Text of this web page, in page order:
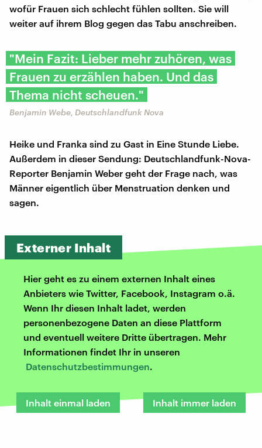
wofür Frauen sich schlecht fühlen sollten. Sie will
weiter auf ihrem Blog gegen das Tabu anschreiben.
"Mein Fazit: Lieber mehr zuhören, was
Frauen zu erzählen haben. Und das
Thema nicht scheuen."
Benjamin Webe, Deutschlandfunk Nova
Heike und Franka sind zu Gast in Eine Stunde Liebe.
Außerdem in dieser Sendung: Deutschlandfunk-Nova-
Reporter Benjamin Weber geht der Frage nach, was
Männer eigentlich über Menstruation denken und
sagen.
Externer Inhalt
Hier geht es zu einem externen Inhalt eines
Anbieters wie Twitter, Facebook, Instagram o.ä.
Wenn Ihr diesen Inhalt ladet, werden
personenbezogene Daten an diese Plattform
und eventuell weitere Dritte übertragen. Mehr
Informationen findet Ihr in unseren
Datenschutzbestimmungen.
Inhalt einmal laden Inhalt immer laden